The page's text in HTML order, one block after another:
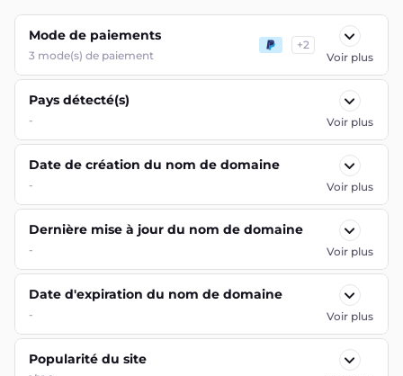
Mode de paiements
3 mode(s) de paiement
+2
Voir plus
Pays détecté(s)
- Voir plus
Date de création du nom de domaine
- Voir plus
Dernière mise à jour du nom de domaine
- Voir plus
Date d'expiration du nom de domaine
- Voir plus
Popularité du site